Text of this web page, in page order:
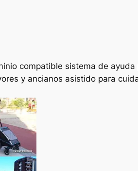
compatible sistema de
y ancianos asistido para